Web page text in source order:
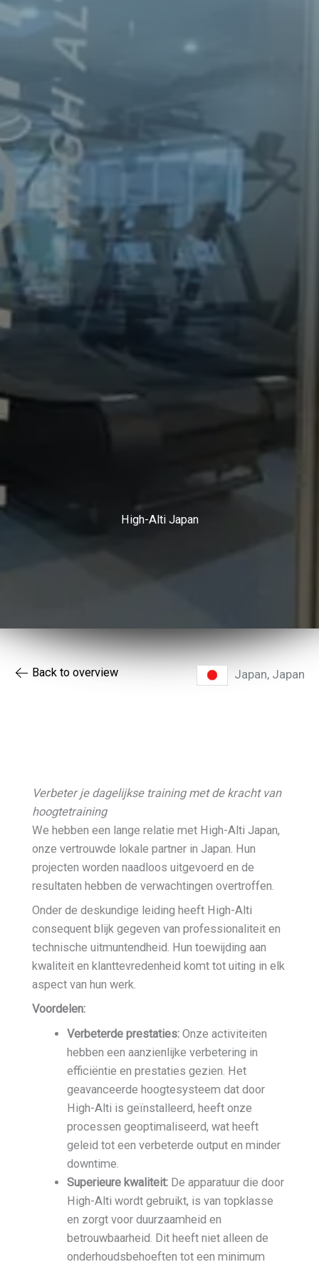
High-Alti Japan
Back to overview Japan, Japan
Verbeter je dagelijkse training met de kracht van
hoogtetraining
We hebben een lange relatie met High-Alti Japan,
onze vertrouwde lokale partner in Japan. Hun
projecten worden naadloos uitgevoerd en de
resultaten hebben de verwachtingen overtroffen.
Onder de deskundige leiding heeft High-Alti
consequent blijk gegeven van professionaliteit en
technische uitmuntendheid. Hun toewijding aan
kwaliteit en klanttevredenheid komt tot uiting in elk
aspect van hun werk.
Voordelen:
Verbeterde prestaties: Onze activiteiten
hebben een aanzienlijke verbetering in
efficiëntie en prestaties gezien. Het
geavanceerde hoogtesysteem dat door
High-Alti is geïnstalleerd, heeft onze
processen geoptimaliseerd, wat heeft
geleid tot een verbeterde output en minder
downtime.
Superieure kwaliteit: De apparatuur die door
High-Alti wordt gebruikt, is van topklasse
en zorgt voor duurzaamheid en
betrouwbaarheid. Dit heeft niet alleen de
onderhoudsbehoeften tot een minimum